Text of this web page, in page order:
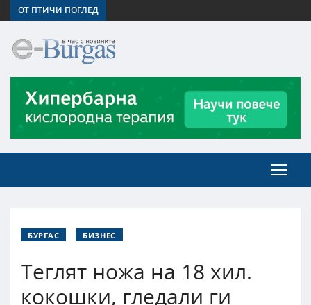
ОТ ПТИЧИ ПОГЛЕД
БУРГАС БИЗНЕС
Теглят ножа на 18 хил.
кокошки, гледали ги